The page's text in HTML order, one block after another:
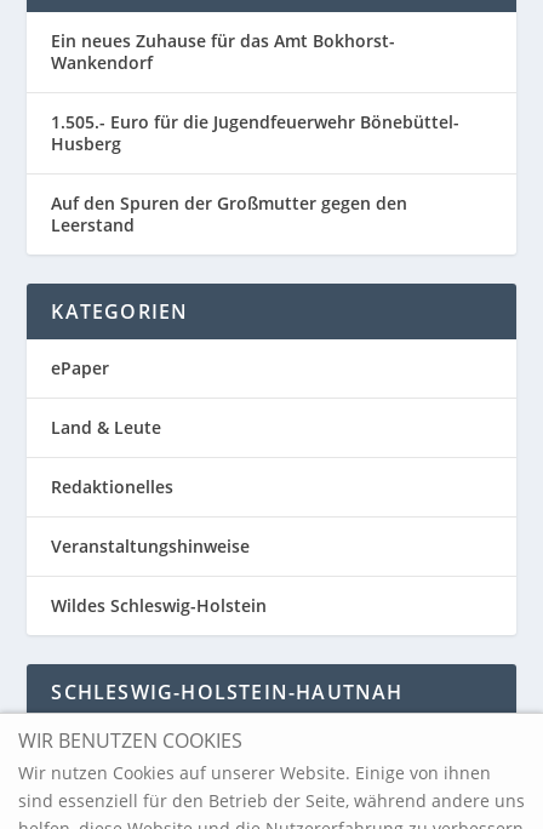
Ein neues Zuhause für das Amt Bokhorst-
Wankendorf
1.505.- Euro für die Jugendfeuerwehr Bönebüttel-
Husberg
Auf den Spuren der Großmutter gegen den
Leerstand
KATEGORIEN
ePaper
Land & Leute
Redaktionelles
Veranstaltungshinweise
Wildes Schleswig-Holstein
SCHLESWIG-HOLSTEIN-HAUTNAH
Schleswig-Holstein-Hautnah
WIR BENUTZEN COOKIES
Wir nutzen Cookies auf unserer Website. Einige von ihnen
sind essenziell für den Betrieb der Seite, während andere uns